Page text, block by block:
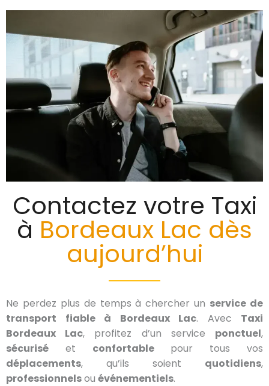
Contactez votre Taxi
à Bordeaux Lac dès
aujourd’hui
Ne perdez plus de temps à chercher un service de
transport fiable à Bordeaux Lac. Avec Taxi
Bordeaux Lac, profitez d’un service ponctuel,
sécurisé et confortablepour tous vos
déplacements, qu’ils soient quotidiens,
professionnelsou événementiels.